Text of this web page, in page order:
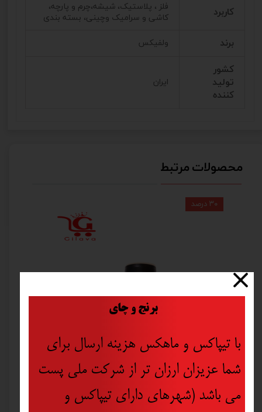
کاربرد
فلز ، پلاستیک، شیشه،چرم و پارچه،
کاشی و سرامیک وچینی، بسته بندی
برند ولفیکس
کشور
تولید
کننده
ایران
محصولات مرتبط
۳۰ درصد
برنج و چای
با تیپاکس و ماهکس هزینه ارسال برای
شما عزیزان ارزان تر از شرکت ملی پست
می باشد (شهرهای دارای تیپاکس و